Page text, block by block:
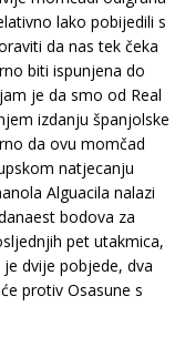
lako pobijedili s
da nas tek čeka
biti ispunjena do
je da smo od Real
izdanju španjolske
da ovu momčad
natjecanju
Alguacila nalazi
bodova za
pet utakmica,
dvije pobjede, dva
protiv Osasune s